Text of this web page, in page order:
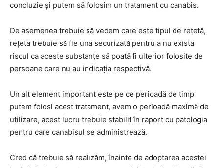
concluzie şi putem să folosim un tratament cu canabis.
De asemenea trebuie să vedem care este tipul de reţetă,
reţeta trebuie să fie una securizată pentru a nu exista
riscul ca aceste substanţe să poată fi ulterior folosite de
persoane care nu au indicaţia respectivă.
Un alt element important este pe ce perioadă de timp
putem folosi acest tratament, avem o perioadă maximă de
utilizare, acest lucru trebuie stabilit în raport cu patologia
pentru care canabisul se administrează.
Cred că trebuie să realizăm, înainte de adoptarea acestei